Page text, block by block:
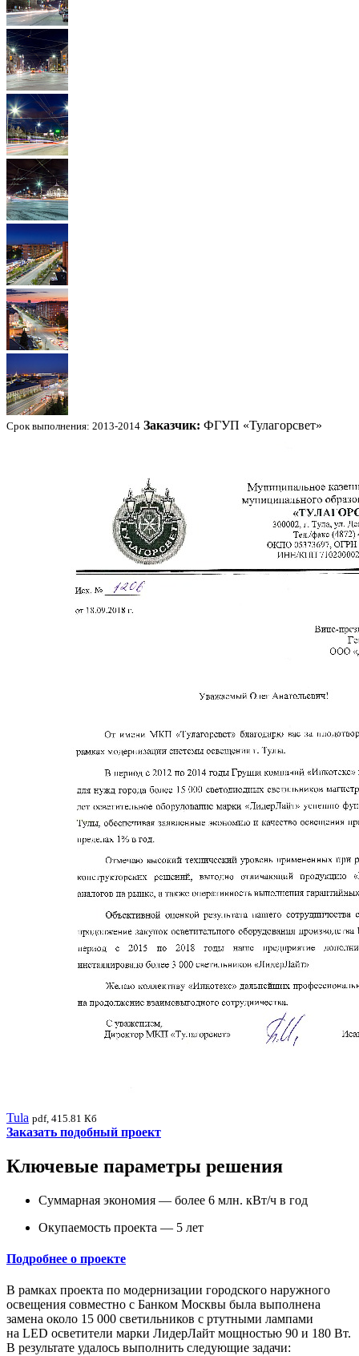
Срок выполнения: 2013-2014 Заказчик: ФГУП «Тулагорсвет»
Tula pdf, 415.81 Кб
Заказать подобный проект
Ключевые параметры решения
Суммарная экономия — более 6 млн. кВт/ч в год
Окупаемость проекта — 5 лет
Подробнее о проекте
В рамках проекта по модернизации городского наружного
освещения совместно с Банком Москвы была выполнена
замена около 15 000 светильников с ртутными лампами
на LED осветители марки ЛидерЛайт мощностью 90 и 180 Вт.
В результате удалось выполнить следующие задачи: